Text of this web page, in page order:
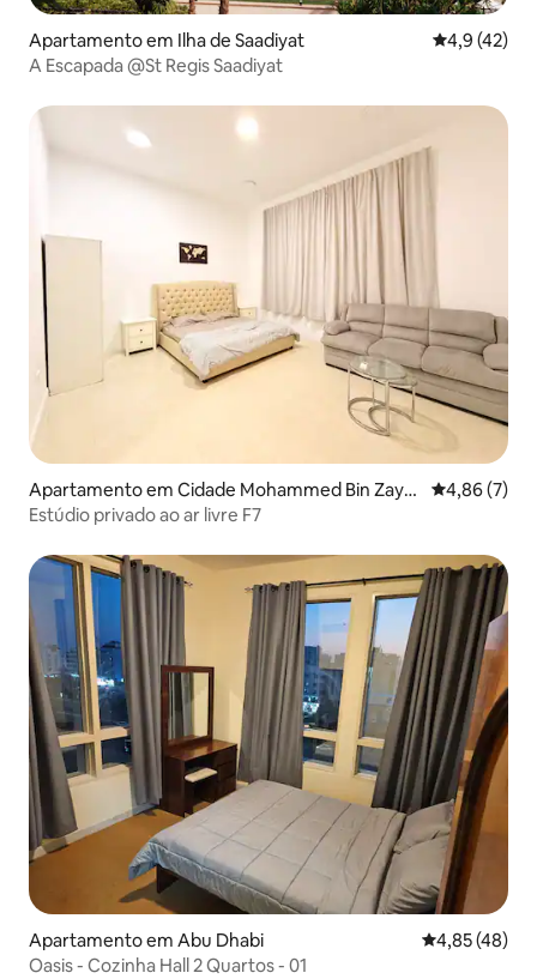
Apartamento em Ilha de Saadiyat
4,9 (42)
A Escapada @St Regis Saadiyat
Apartamento em Cidade Mohammed Bin Zaye
d
4,86 (7)
Estúdio privado ao ar livre F7
Apartamento em Abu Dhabi Classificação
4,85 (48)
Oasis - Cozinha Hall 2 Quartos - 01